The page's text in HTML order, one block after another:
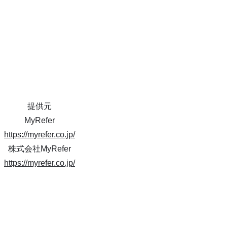
提供元
MyRefer
https://myrefer.co.jp/
株式会社MyRefer
https://myrefer.co.jp/